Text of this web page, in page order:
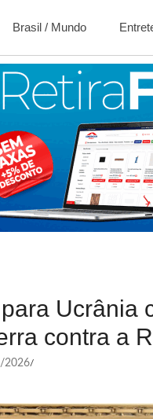
Brasil / Mundo
Ucrânia
contra a
2026/